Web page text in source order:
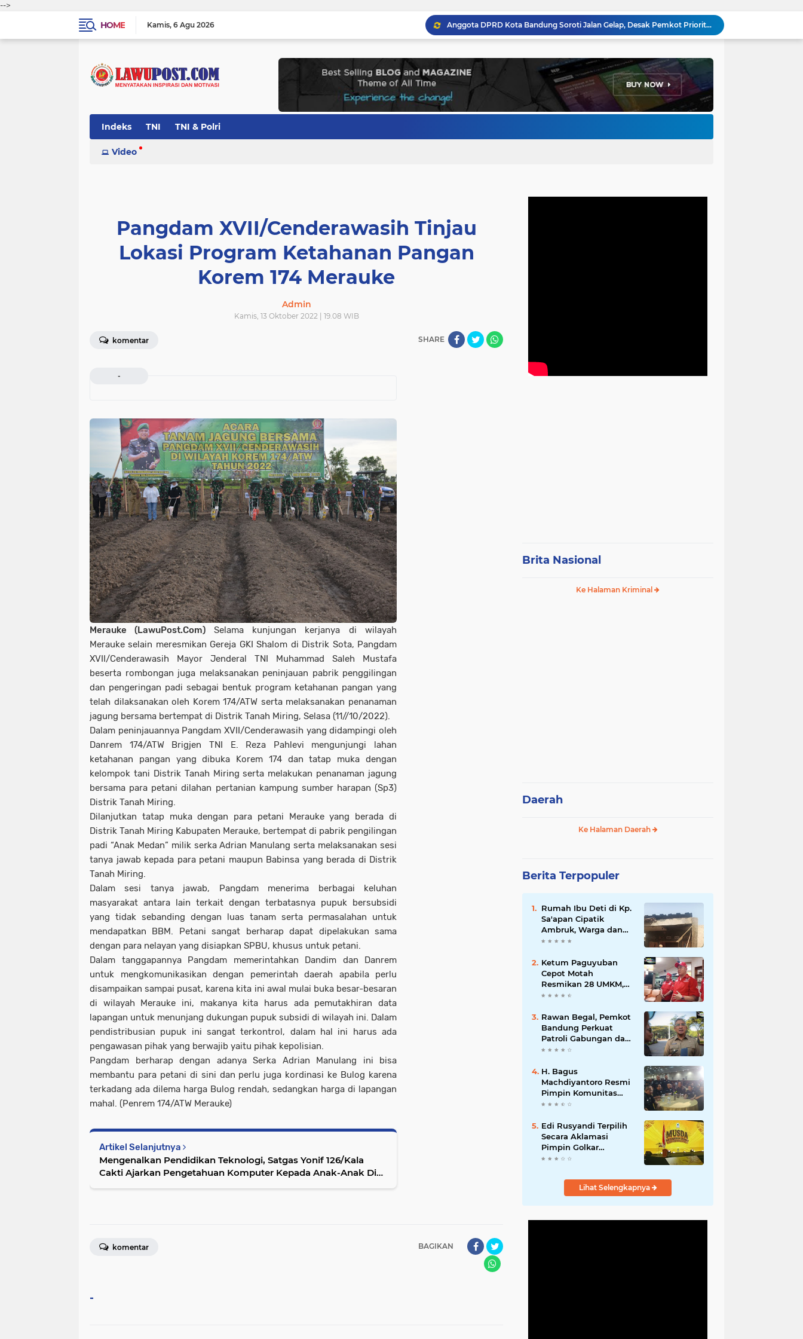
-->
HOME
Kamis 6 Agu 2026
Anggota DPRD Kota Bandung Soroti Jalan Gelap, Desak Pemkot Prioritaskan Pembenahan PJU
Pemkot Bandung Gandeng Big Bad Wolf Hadirkan Festival Literasi Pages and Plates
Program Gaslah Kota Bandung Raih Apresiasi Pemerintah Pusat, Pengolahan Sampah Capai 30 Persen
Hikmah Setelah Ibadah Salat Jumat: Momentum Memperkuat Iman dan Kepedulian Sosial
Bupati Jeje Ritchie Ismail Rotasikan Kadishub dan Kadisbudpar, Serta Lantik Ratusan ASN Bandung Barat
Indeks TNI TNI & Polri
Video
Pangdam XVII/Cenderawasih Tinjau
Lokasi Program Ketahanan Pangan
Korem 174 Merauke
Admin
Kamis, 13 Oktober 2022 | 19.08 WIB
komentar SHARE
-
Merauke (LawuPost.Com) Selama kunjungan kerjanya di wilayah
Merauke selain meresmikan Gereja GKI Shalom di Distrik Sota, Pangdam
XVII/Cenderawasih Mayor Jenderal TNI Muhammad Saleh Mustafa
beserta rombongan juga melaksanakan peninjauan pabrik penggilingan
dan pengeringan padi sebagai bentuk program ketahanan pangan yang
telah dilaksanakan oleh Korem 174/ATW serta melaksanakan penanaman
jagung bersama bertempat di Distrik Tanah Miring, Selasa (11//10/2022).
Dalam peninjauannya Pangdam XVII/Cenderawasih yang didampingi oleh
Danrem 174/ATW Brigjen TNI E. Reza Pahlevi mengunjungi lahan
ketahanan pangan yang dibuka Korem 174 dan tatap muka dengan
kelompok tani Distrik Tanah Miring serta melakukan penanaman jagung
bersama para petani dilahan pertanian kampung sumber harapan (Sp3)
Distrik Tanah Miring.
Dilanjutkan tatap muka dengan para petani Merauke yang berada di
Distrik Tanah Miring Kabupaten Merauke, bertempat di pabrik pengilingan
padi “Anak Medan” milik serka Adrian Manulang serta melaksanakan sesi
tanya jawab kepada para petani maupun Babinsa yang berada di Distrik
Tanah Miring.
Dalam sesi tanya jawab, Pangdam menerima berbagai keluhan
masyarakat antara lain terkait dengan terbatasnya pupuk bersubsidi
yang tidak sebanding dengan luas tanam serta permasalahan untuk
mendapatkan BBM. Petani sangat berharap dapat dipelakukan sama
dengan para nelayan yang disiapkan SPBU, khusus untuk petani.
Dalam tanggapannya Pangdam memerintahkan Dandim dan Danrem
untuk mengkomunikasikan dengan pemerintah daerah apabila perlu
disampaikan sampai pusat, karena kita ini awal mulai buka besar-besaran
di wilayah Merauke ini, makanya kita harus ada pemutakhiran data
lapangan untuk menunjang dukungan pupuk subsidi di wilayah ini. Dalam
pendistribusian pupuk ini sangat terkontrol, dalam hal ini harus ada
pengawasan pihak yang berwajib yaitu pihak kepolisian.
Pangdam berharap dengan adanya Serka Adrian Manulang ini bisa
membantu para petani di sini dan perlu juga kordinasi ke Bulog karena
terkadang ada dilema harga Bulog rendah, sedangkan harga di lapangan
mahal. (Penrem 174/ATW Merauke)
Artikel Selanjutnya
Mengenalkan Pendidikan Teknologi, Satgas Yonif 126/Kala
Cakti Ajarkan Pengetahuan Komputer Kepada Anak-Anak Di
BAGIKAN
komentar
-
Brita Nasional
Ke Halaman Kriminal
Daerah
Ke Halaman Daerah
Berita Terpopuler
Rumah Ibu Deti di Kp.
Sa'apan Cipatik
Ambruk, Warga dan
Pemdes Sigap Bantu
Ketum Paguyuban
Cepot Motah
Resmikan 28 UMKM,
Siap Gelar Festival
Jalan Braga
Rawan Begal, Pemkot
Bandung Perkuat
Patroli Gabungan dan
Pengawasan Digital
H. Bagus
Machdiyantoro Resmi
Pimpin Komunitas
BBC Periode 2026–
Solidaritas dan
Hadirkan Program
Nyata untuk
Masyarakat
Edi Rusyandi Terpilih
Secara Aklamasi
Pimpin Golkar
Bandung Barat,
Kepemimpinan
Harmonis "TurunLihat Selengkapnya